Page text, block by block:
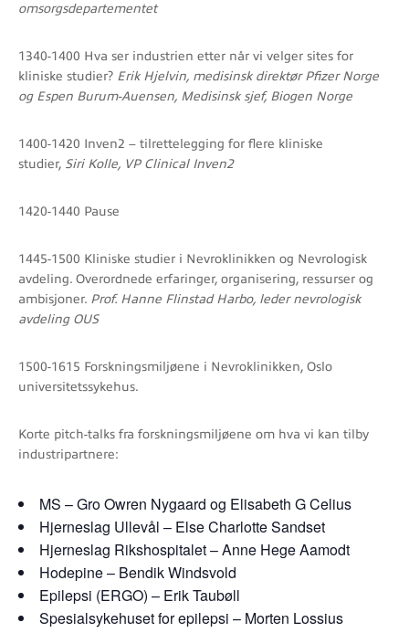
omsorgsdepartementet
1340-1400 Hva ser industrien etter når vi velger sites for
kliniske studier? Erik Hjelvin, medisinsk direktør Pfizer Norge
og Espen Burum-Auensen, Medisinsk sjef, Biogen Norge
1400-1420 Inven2 – tilrettelegging for flere kliniske
studier, Siri Kolle, VP Clinical Inven2
1420-1440 Pause
1445-1500 Kliniske studier i Nevroklinikken og Nevrologisk
avdeling. Overordnede erfaringer, organisering, ressurser og
ambisjoner. Prof. Hanne Flinstad Harbo, leder nevrologisk
avdeling OUS
1500-1615 Forskningsmiljøene i Nevroklinikken, Oslo
universitetssykehus.
Korte pitch-talks fra forskningsmiljøene om hva vi kan tilby
industripartnere:
MS – Gro Owren Nygaard og Elisabeth G Celius
Hjerneslag Ullevål – Else Charlotte Sandset
Hjerneslag Rikshospitalet – Anne Hege Aamodt
Hodepine – Bendik Windsvold
Epilepsi (ERGO) – Erik Taubøll
Spesialsykehuset for epilepsi – Morten Lossius